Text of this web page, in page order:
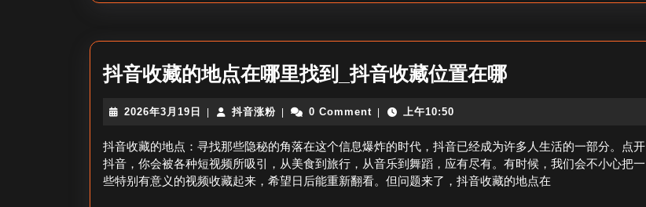
抖
音
粉
群
位
置
抖音收藏的地点在哪里找到_抖音收藏位置在哪抖
藏
的
地
2026年3月19日
2026
3
月
19
日
抖音涨粉抖
涨
粉
0 Comment 上午10:50
抖音收藏的地点：寻找那些隐秘的角落在这个信息爆炸的时代，抖音已经成为许多人生活的一部分。点开
抖音，你会被各种短视频所吸引，从美食到旅行，从音乐到舞蹈，应有尽有。有时候，我们会不小心把一
些特别有意义的视频收藏起来，希望日后能重新翻看。但问题来了，抖音收藏的地点在